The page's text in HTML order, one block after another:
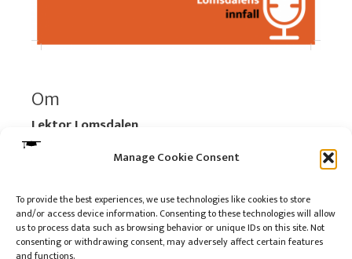
Manage Cookie Consent
To provide the best experiences, we use technologies like cookies to store
and/or access device information. Consenting to these technologies will allow
us to process data such as browsing behavior or unique IDs on this site. Not
consenting or withdrawing consent, may adversely affect certain features
and functions.
Om
Lektor Lomsdalen
Organisasjonsnummer:
920 712 312 MVA
Les mer:Om selskapet
Les mer:Om reklame på podkasten